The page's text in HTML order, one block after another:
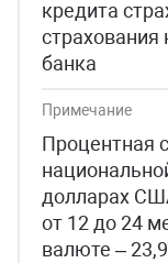
кредита
банка
Примечание
Процентная
долларах
от 12 до 24
валюте –